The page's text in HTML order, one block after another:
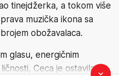
tinejdžerka, a tokom više
muzička ikona sa
obožavalaca.
glasu, energičnim
Ceca je ostavila